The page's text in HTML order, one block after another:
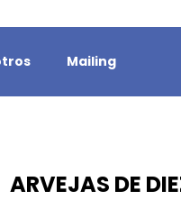
Mailing
ARVEJAS DE